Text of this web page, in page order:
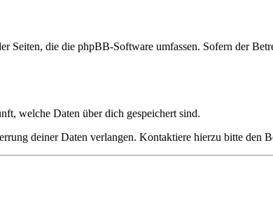
Seiten, die die phpBB-Software umfassen. Sofern der
welche Daten über dich gespeichert sind.
deiner Daten verlangen. Kontaktiere hierzu bitte den